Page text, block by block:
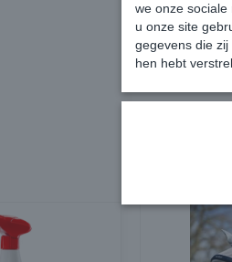
we onze
u onze site
gegevens die
hen hebt